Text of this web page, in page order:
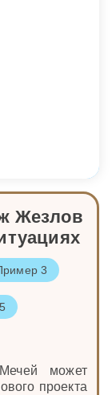
Жезлов
3
может
проекта